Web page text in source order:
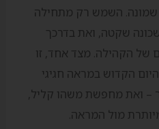
שמונה. השמש רק מתחילה
שקטה, ואת בדרכך
של הקהילה. מצד אחד, זו
הקדוש במראה חגיגי
– ואת מחפשת משהו קליל,
מול המראה.